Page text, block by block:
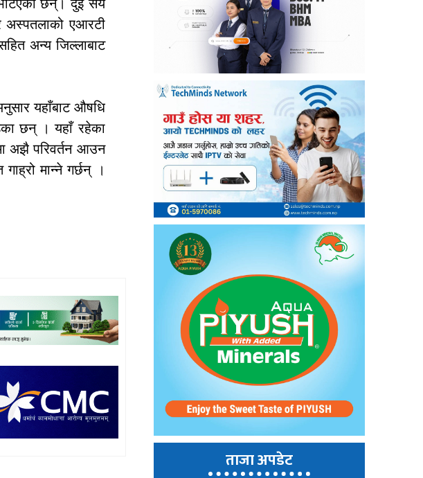
भेटिएका छन्। दुई सय
अस्पतलाको एआरटी
अन्य जिल्लाबाट
यहाँबाट औषधि
छन् । यहाँ रहेका
अझै परिवर्तन आउन
मान्ने गर्छन् ।
ताजा अपडेट